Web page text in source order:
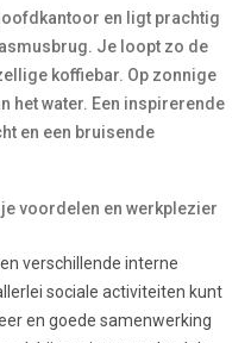
en ligt prachtig
Je loopt zo de
koffiebar. Op zonnige
het water. Een inspirerende
en een bruisende
voordelen en werkplezier
verschillende interne
sociale activiteiten kunt
en goede samenwerking